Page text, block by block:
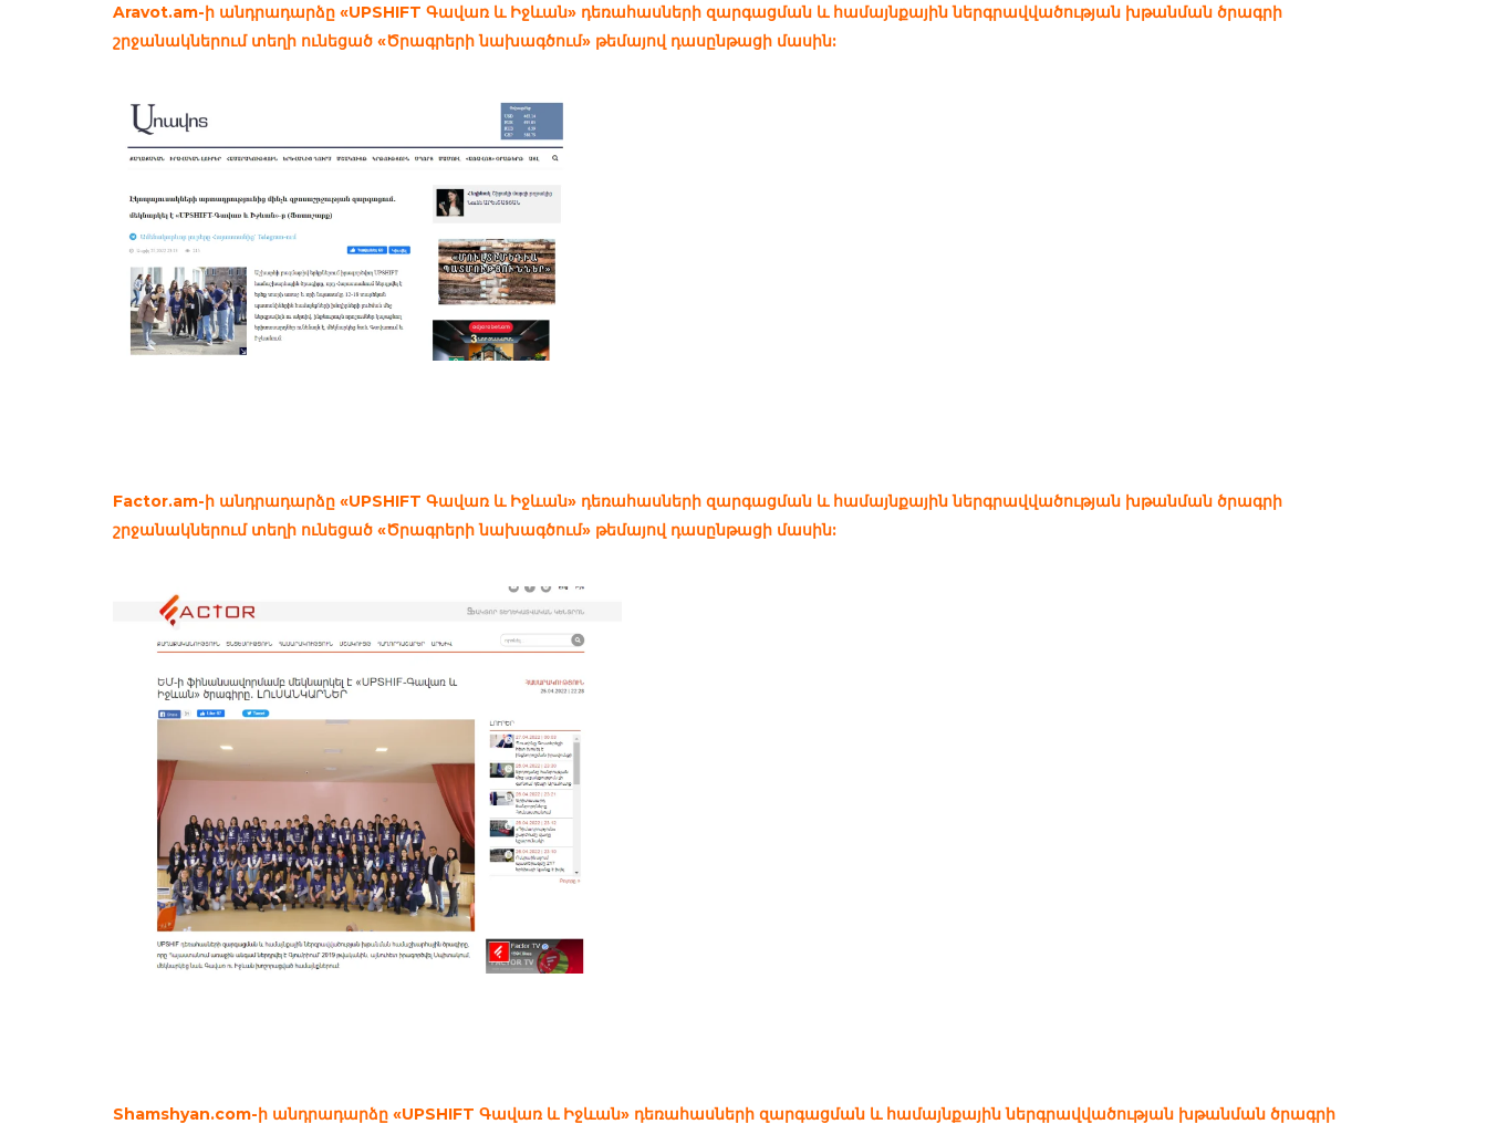
Aravot.am-ի անդրադարձը «UPSHIFT Գավառ և Իջևան» դեռահասների զարգացման և համայնքային ներգրավվածության խթանման ծրագրի
շրջանակներում տեղի ունեցած «Ծրագրերի նախագծում» թեմայով դասընթացի մասին:
Factor.am-ի անդրադարձը «UPSHIFT Գավառ և Իջևան» դեռահասների զարգացման և համայնքային ներգրավվածության խթանման ծրագրի
շրջանակներում տեղի ունեցած «Ծրագրերի նախագծում» թեմայով դասընթացի մասին:
Shamshyan.com-ի անդրադարձը «UPSHIFT Գավառ և Իջևան» դեռահասների զարգացման և համայնքային ներգրավվածության խթանման ծրագրի